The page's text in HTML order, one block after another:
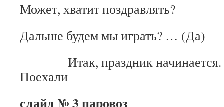
Может, хватит поздравлять?
Дальше будем мы играть? … (Да)
Итак, праздник начинается.
Поехали
слайд № 3 паровоз